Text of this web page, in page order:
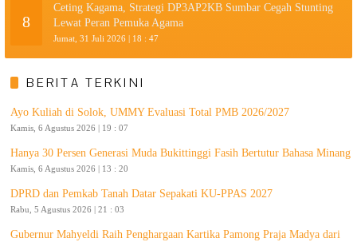
8
Ceting Kagama, Strategi DP3AP2KB Sumbar Cegah Stunting
Lewat Peran Pemuka Agama
Jumat, 31 Juli 2026 | 18 : 47
BERITA TERKINI
Ayo Kuliah di Solok, UMMY Evaluasi Total PMB 2026/2027
Kamis, 6 Agustus 2026 | 19 : 07
Hanya 30 Persen Generasi Muda Bukittinggi Fasih Bertutur Bahasa Minang
Kamis, 6 Agustus 2026 | 13 : 20
DPRD dan Pemkab Tanah Datar Sepakati KU-PPAS 2027
Rabu, 5 Agustus 2026 | 21 : 03
Gubernur Mahyeldi Raih Penghargaan Kartika Pamong Praja Madya dari